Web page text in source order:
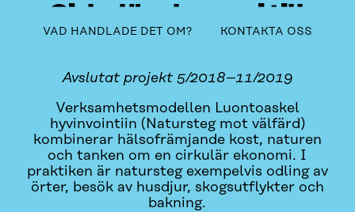
Cirkulär ekonomi till
vardagen i dagisen
Avslutat projekt 5/2018–11/2019
Verksamhetsmodellen Luontoaskel
hyvinvointiin (Natursteg mot välfärd)
kombinerar hälsofrämjande kost, naturen
och tanken om en cirkulär ekonomi. I
praktiken är natursteg exempelvis odling av
örter, besök av husdjur, skogsutflykter och
bakning.
Innehållsförteckning
VAD HANDLADE DET OM? KONTAKTA OSS